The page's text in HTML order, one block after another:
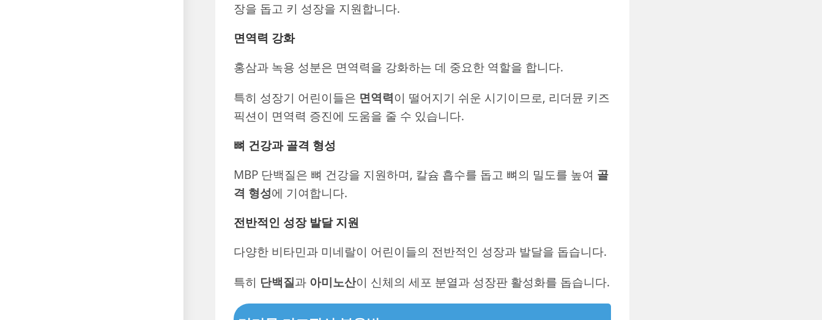
장을 돕고 키 성장을 지원합니다.
면역력 강화
홍삼과 녹용 성분은 면역력을 강화하는 데 중요한 역할을 합니다.
특히 성장기 어린이들은 면역력이 떨어지기 쉬운 시기이므로, 리더뮨 키즈
픽션이 면역력 증진에 도움을 줄 수 있습니다.
뼈 건강과 골격 형성
MBP 단백질은 뼈 건강을 지원하며, 칼슘 흡수를 돕고 뼈의 밀도를 높여 골
격 형성에 기여합니다.
전반적인 성장 발달 지원
다양한 비타민과 미네랄이 어린이들의 전반적인 성장과 발달을 돕습니다.
특히 단백질과 아미노산이 신체의 세포 분열과 성장판 활성화를 돕습니다.